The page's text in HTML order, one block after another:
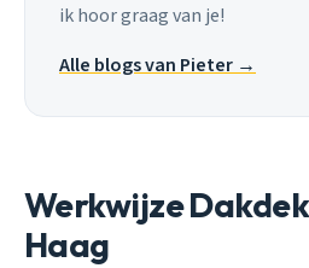
ik hoor graag van je!
Alle blogs van Pieter →
Werkwijze
Haag